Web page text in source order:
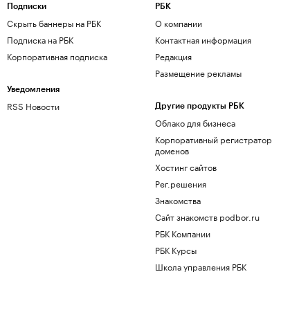
Подписки
Скрыть баннеры на РБК
Подписка на РБК
Корпоративная подписка
Уведомления
RSS Новости
РБК
О компании
Контактная информация
Редакция
Размещение рекламы
Другие продукты РБК
Облако для бизнеса
Корпоративный регистратор
доменов
Хостинг сайтов
Рег.решения
Знакомства
Сайт знакомств podbor.ru
РБК Компании
РБК Курсы
Школа управления РБК